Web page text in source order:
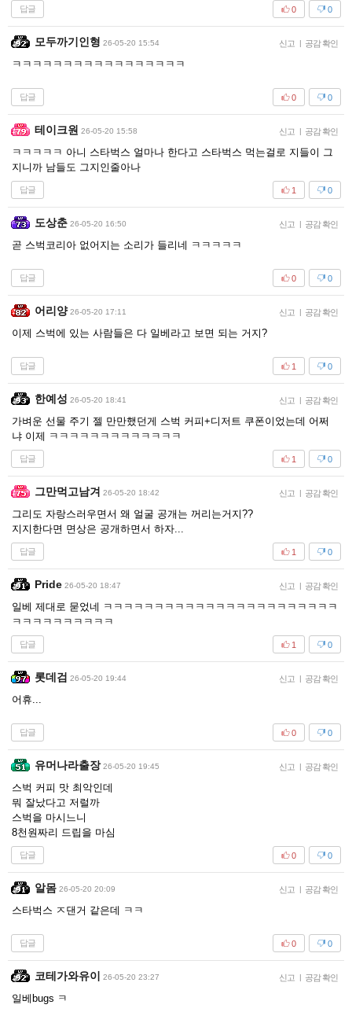
답글 0
0
모두까기인형 26-05-20 15:54 신고 | 공감 확인
ㅋㅋㅋㅋㅋㅋㅋㅋㅋㅋㅋㅋㅋㅋㅋㅋㅋ
답글 0
0
테이크원 26-05-20 15:58 신고 | 공감 확인
ㅋㅋㅋㅋㅋ 아니 스타벅스 얼마나 한다고 스타벅스 먹는걸로 지들이 그
지니까 남들도 그지인줄아나
답글 0
1
도상춘 26-05-20 16:50 신고 | 공감 확인
곧 스벅코리아 없어지는 소리가 들리네 ㅋㅋㅋㅋㅋ
답글 0
0
어리양 26-05-20 17:11 신고 | 공감 확인
이제 스벅에 있는 사람들은 다 일베라고 보면 되는 거지?
답글 0
1
한예성 26-05-20 18:41 신고 | 공감 확인
가벼운 선물 주기 젤 만만했던게 스벅 커피+디저트 쿠폰이었는데 어쩌
냐 이제 ㅋㅋㅋㅋㅋㅋㅋㅋㅋㅋㅋㅋㅋ
답글 0
1
그만먹고남겨 26-05-20 18:42 신고 | 공감 확인
그리도 자랑스러우면서 왜 얼굴 공개는 꺼리는거지??
지지한다면 면상은 공개하면서 하자...
답글 0
1
Pride 26-05-20 18:47 신고 | 공감 확인
일베 제대로 묻었네 ㅋㅋㅋㅋㅋㅋㅋㅋㅋㅋㅋㅋㅋㅋㅋㅋㅋㅋㅋㅋㅋㅋㅋ
ㅋㅋㅋㅋㅋㅋㅋㅋㅋㅋ
답글 0
1
롯데검 26-05-20 19:44 신고 | 공감 확인
어휴...
답글 0
0
유머나라출장 26-05-20 19:45 신고 | 공감 확인
스벅 커피 맛 최악인데
뭐 잘났다고 저럴까
스벅을 마시느니
8천원짜리 드립을 마심
답글 0
0
알몸 26-05-20 20:09 신고 | 공감 확인
스타벅스 ㅈ댄거 같은데 ㅋㅋ
답글 0
0
코테가와유이 26-05-20 23:27 신고 | 공감 확인
일베bugs ㅋ